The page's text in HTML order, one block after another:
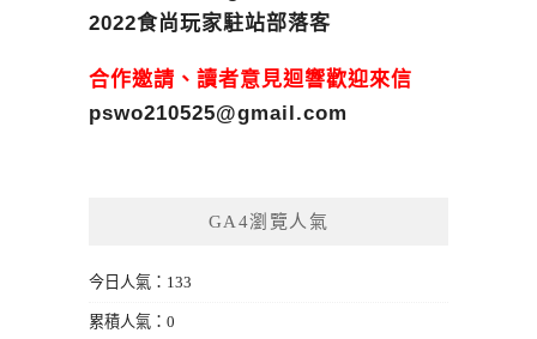
2022食尚玩家駐站部落客
合作邀請、讀者意見迴響歡迎來信
pswo210525@gmail.com
GA4瀏覽人氣
今日人氣：133
累積人氣：0